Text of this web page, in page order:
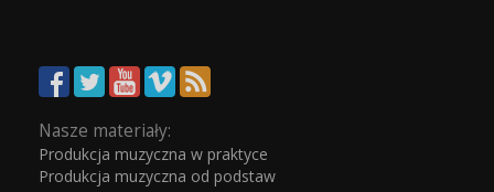
Nasze materiały:
Produkcja muzyczna w praktyce
Produkcja muzyczna od podstaw